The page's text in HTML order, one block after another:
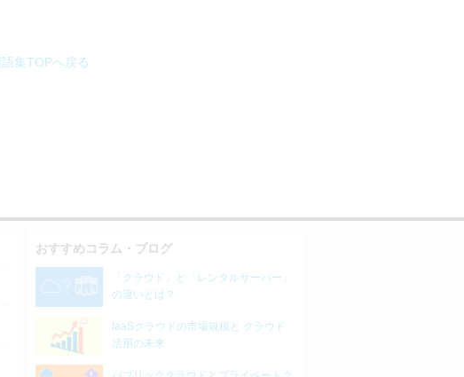
語集TOPへ戻る
おすすめコラム・ブログ
「クラウド」と「レンタルサーバー」
の違いとは？
IaaSクラウドの市場規模と クラウド
活用の未来